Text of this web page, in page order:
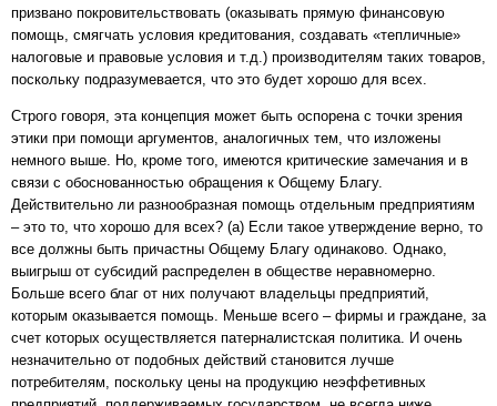
призвано покровительствовать (оказывать прямую финансовую
помощь, смягчать условия кредитования, создавать «тепличные»
налоговые и правовые условия и т.д.) производителям таких товаров,
поскольку подразумевается, что это будет хорошо для всех.
Строго говоря, эта концепция может быть оспорена с точки зрения
этики при помощи аргументов, аналогичных тем, что изложены
немного выше. Но, кроме того, имеются критические замечания и в
связи с обоснованностью обращения к Общему Благу.
Действительно ли разнообразная помощь отдельным предприятиям
– это то, что хорошо для всех? (а) Если такое утверждение верно, то
все должны быть причастны Общему Благу одинаково. Однако,
выигрыш от субсидий распределен в обществе неравномерно.
Больше всего благ от них получают владельцы предприятий,
которым оказывается помощь. Меньше всего – фирмы и граждане, за
счет которых осуществляется патерналистская политика. И очень
незначительно от подобных действий становится лучше
потребителям, поскольку цены на продукцию неэффетивных